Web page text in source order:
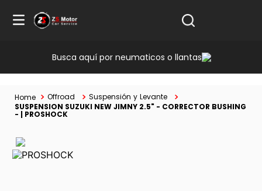
Busca aquí por neumaticos o llantas
Offroad
Suspensión y Levante
SUSPENSION SUZUKI NEW JIMNY 2.5" - CORRECTOR BUSHING
- | PROSHOCK